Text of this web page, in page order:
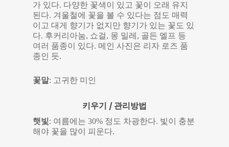
가 있다. 다양한 꽃색이 있고 꽃이 오래 유지
된다. 겨울철에 꽃을 볼 수 있다는 점도 매력
이고 대게 향기가 없지만 향기가 있는 꽃도 있
다. 후커리아눔, 쇼걸, 몽 밀레, 골든 엘프 등
여러 품종이 있다. 메인 사진은 리자 로즈 품
종인 듯.
꽃말: 고귀한 미인
키우기 / 관리방법
햇빛: 여름에는 30% 정도 차광한다. 빛이 충분
해야 꽃을 많이 피운다.